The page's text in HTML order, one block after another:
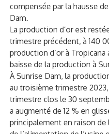
compensée par la hausse
Dam.
La production d’or est
trimestre précédent, à 140
production d’or à
baisse de la production à
À Sunrise Dam, la
au troisième trimestre
trimestre clos le 30
a augmenté de 12 % en
principalement en raison de